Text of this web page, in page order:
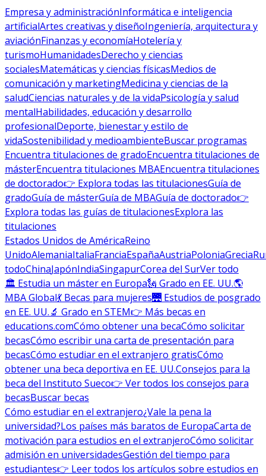
Empresa y administraciónInformática e inteligencia
artificialArtes creativas y diseñoIngeniería, arquitectura y
aviaciónFinanzas y economíaHotelería y
turismoHumanidadesDerecho y ciencias
socialesMatemáticas y ciencias físicasMedios de
comunicación y marketingMedicina y ciencias de la
saludCiencias naturales y de la vidaPsicología y salud
mentalHabilidades, educación y desarrollo
profesionalDeporte, bienestar y estilo de
vidaSostenibilidad y medioambienteBuscar programas
Encuentra titulaciones de gradoEncuentra titulaciones de
másterEncuentra titulaciones MBAEncuentra titulaciones
de doctorado👉 Explora todas las titulacionesGuía de
gradoGuía de másterGuía de MBAGuía de doctorado👉
Explora todas las guías de titulacionesExplora las
titulaciones
Estados Unidos de AméricaReino
UnidoAlemaniaItaliaFranciaEspañaAustriaPoloniaGrecia
todoChinaJapónIndiaSingapurCorea del SurVer todo
🏛 Estudia un máster en Europa🗽 Grado en EE. UU.🌎
MBA Global💃 Becas para mujeres🌉 Estudios de posgrado
en EE. UU.🔬 Grado en STEM👉 Más becas en
educations.comCómo obtener una becaCómo solicitar
becasCómo escribir una carta de presentación para
becasCómo estudiar en el extranjero gratisCómo
obtener una beca deportiva en EE. UU.Consejos para la
beca del Instituto Sueco👉 Ver todos los consejos para
becasBuscar becas
Cómo estudiar en el extranjero¿Vale la pena la
universidad?Los países más baratos de EuropaCarta de
motivación para estudios en el extranjeroCómo solicitar
admisión en universidadesGestión del tiempo para
estudiantes👉 Leer todos los artículos sobre estudios en